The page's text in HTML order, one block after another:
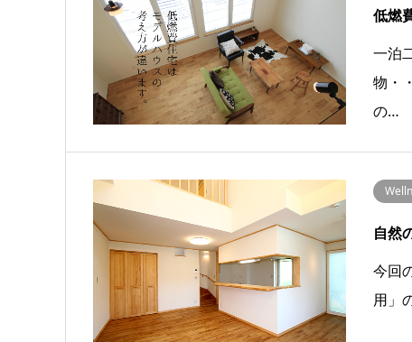
低燃
一泊
物・
の…
自然
今回
用」